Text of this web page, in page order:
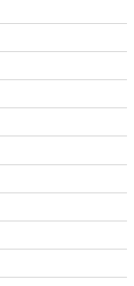
シャやメガロディ